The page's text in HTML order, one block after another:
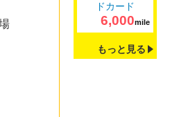
6,000mile
もっと見る